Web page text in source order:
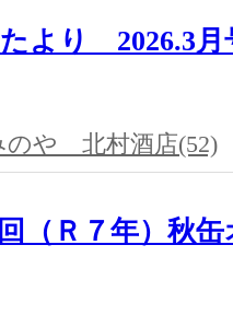
より 2026.3
のや 北村酒店(52)
（Ｒ７年）秋